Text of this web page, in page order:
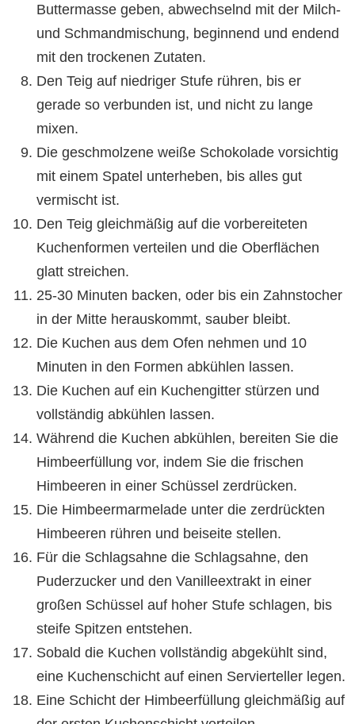
Buttermasse geben, abwechselnd mit der Milch-
und Schmandmischung, beginnend und endend
mit den trockenen Zutaten.
Den Teig auf niedriger Stufe rühren, bis er
gerade so verbunden ist, und nicht zu lange
mixen.
Die geschmolzene weiße Schokolade vorsichtig
mit einem Spatel unterheben, bis alles gut
vermischt ist.
Den Teig gleichmäßig auf die vorbereiteten
Kuchenformen verteilen und die Oberflächen
glatt streichen.
25-30 Minuten backen, oder bis ein Zahnstocher
in der Mitte herauskommt, sauber bleibt.
Die Kuchen aus dem Ofen nehmen und 10
Minuten in den Formen abkühlen lassen.
Die Kuchen auf ein Kuchengitter stürzen und
vollständig abkühlen lassen.
Während die Kuchen abkühlen, bereiten Sie die
Himbeerfüllung vor, indem Sie die frischen
Himbeeren in einer Schüssel zerdrücken.
Die Himbeermarmelade unter die zerdrückten
Himbeeren rühren und beiseite stellen.
Für die Schlagsahne die Schlagsahne, den
Puderzucker und den Vanilleextrakt in einer
großen Schüssel auf hoher Stufe schlagen, bis
steife Spitzen entstehen.
Sobald die Kuchen vollständig abgekühlt sind,
eine Kuchenschicht auf einen Servierteller legen.
Eine Schicht der Himbeerfüllung gleichmäßig auf